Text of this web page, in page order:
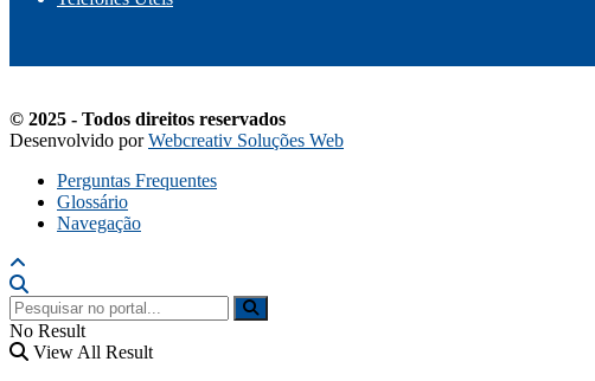
© 2025 - Todos direitos reservados
Desenvolvido porWebcreativ Soluções Web
Perguntas Frequentes
Glossário
Navegação
No Result
View All Result